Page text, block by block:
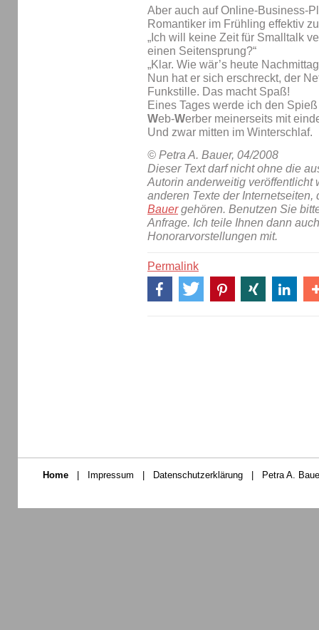
Aber auch auf Online-Business-
Romantiker im Frühling effektiv
„Ich will keine Zeit für Smalltalk
einen Seitensprung?“
„Klar. Wie wär’s heute
Nun hat er sich erschreckt, der
Funkstille. Das macht Spaß!
Eines Tages werde ich den
Web-Werber meinerseits mit
Und zwar mitten im Winterschlaf.
© Petra A. Bauer, 04/2008
Dieser Text darf nicht ohne die
Autorin anderweitig veröffentlicht
anderen Texte der Internetseiten,
Bauergehören. Benutzen Sie
Anfrage. Ich teile Ihnen dann
Honorarvorstellungen mit.
Permalink
Home | Impressum | Datenschutzerklärung | Petra A.